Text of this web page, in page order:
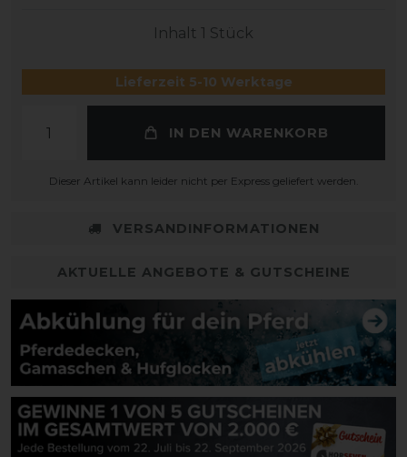
Inhalt 1 Stück
Lieferzeit 5-10 Werktage
IN DEN WARENKORB
Dieser Artikel kann leider nicht per Express geliefert werden.
VERSANDINFORMATIONEN
AKTUELLE ANGEBOTE & GUTSCHEINE